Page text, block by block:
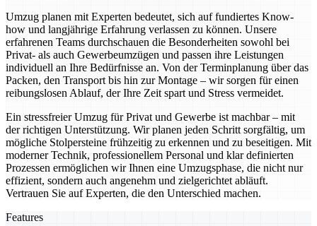
Umzug planen mit Experten bedeutet, sich auf fundiertes Know-
how und langjährige Erfahrung verlassen zu können. Unsere
erfahrenen Teams durchschauen die Besonderheiten sowohl bei
Privat- als auch Gewerbeumzügen und passen ihre Leistungen
individuell an Ihre Bedürfnisse an. Von der Terminplanung über das
Packen, den Transport bis hin zur Montage – wir sorgen für einen
reibungslosen Ablauf, der Ihre Zeit spart und Stress vermeidet.
Ein stressfreier Umzug für Privat und Gewerbe ist machbar – mit
der richtigen Unterstützung. Wir planen jeden Schritt sorgfältig, um
mögliche Stolpersteine frühzeitig zu erkennen und zu beseitigen. Mit
moderner Technik, professionellem Personal und klar definierten
Prozessen ermöglichen wir Ihnen eine Umzugsphase, die nicht nur
effizient, sondern auch angenehm und zielgerichtet abläuft.
Vertrauen Sie auf Experten, die den Unterschied machen.
Features